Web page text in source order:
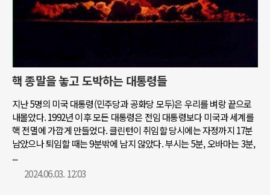
핵 종말을 놓고 도박하는 대통령들
지난 5명의 미국 대통령(민주당과 공화당 모두)은 우리를 벼랑 끝으로
내몰았다. 1992년 이후 모든 대통령은 전임 대통령보다 미국과 세계를
핵 전멸에 가깝게 만들었다. 클린턴이 취임할 당시에는 자정까지 17분
남았으나 퇴임할 때는 9분밖에 남지 않았다. 부시는 5분, 오바마는 3분,
...
2024.06.03. 12:03